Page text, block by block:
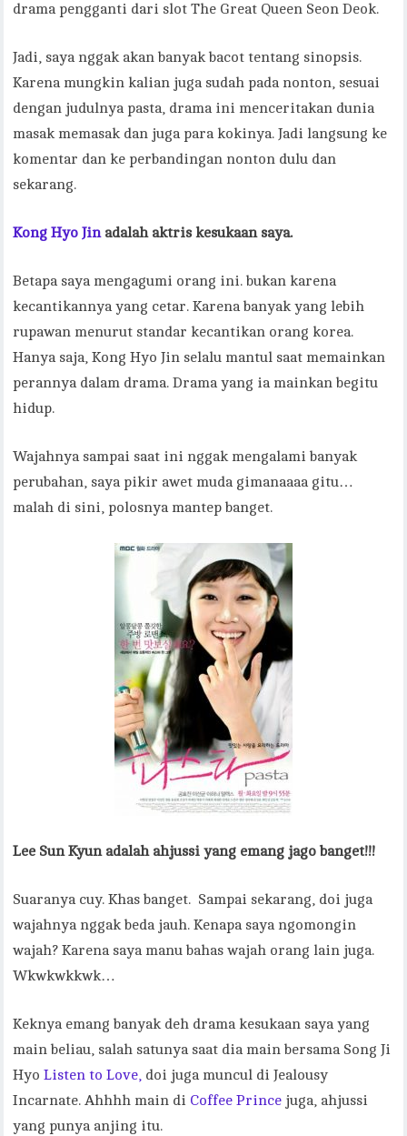
drama pengganti dari slot The Great Queen Seon Deok.
Jadi, saya nggak akan banyak bacot tentang sinopsis.
Karena mungkin kalian juga sudah pada nonton, sesuai
dengan judulnya pasta, drama ini menceritakan dunia
masak memasak dan juga para kokinya. Jadi langsung ke
komentar dan ke perbandingan nonton dulu dan
sekarang.
Kong Hyo Jinadalah aktris kesukaan saya.
Betapa saya mengagumi orang ini. bukan karena
kecantikannya yang cetar. Karena banyak yang lebih
rupawan menurut standar kecantikan orang korea.
Hanya saja, Kong Hyo Jin selalu mantul saat memainkan
perannya dalam drama. Drama yang ia mainkan begitu
hidup.
Wajahnya sampai saat ini nggak mengalami banyak
perubahan, saya pikir awet muda gimanaaaa gitu…
malah di sini, polosnya mantep banget.
Lee Sun Kyun adalah ahjussi yang emang jago banget!!!
Suaranya cuy. Khas banget. Sampai sekarang, doi juga
wajahnya nggak beda jauh. Kenapa saya ngomongin
wajah? Karena saya manu bahas wajah orang lain juga.
Wkwkwkkwk…
Keknya emang banyak deh drama kesukaan saya yang
main beliau, salah satunya saat dia main bersama Song Ji
HyoListen to Love, doi juga muncul di Jealousy
Incarnate. Ahhhh main di Coffee Prince juga, ahjussi
yang punya anjing itu.